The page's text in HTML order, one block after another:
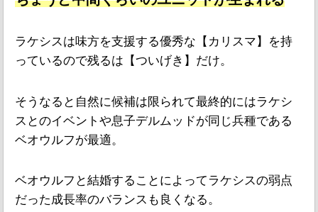
ラケシスは味方を支援する優秀な【カリスマ】を持
っているので残るは【ついげき】だけ。
そうなると自然に候補は限られて最終的にはラケシ
スとのイベントや息子デルムッドが同じ兵種である
ベオウルフが最適。
ベオウルフと結婚することによってラケシスの弱点
だった成長率のバランスも良くなる。